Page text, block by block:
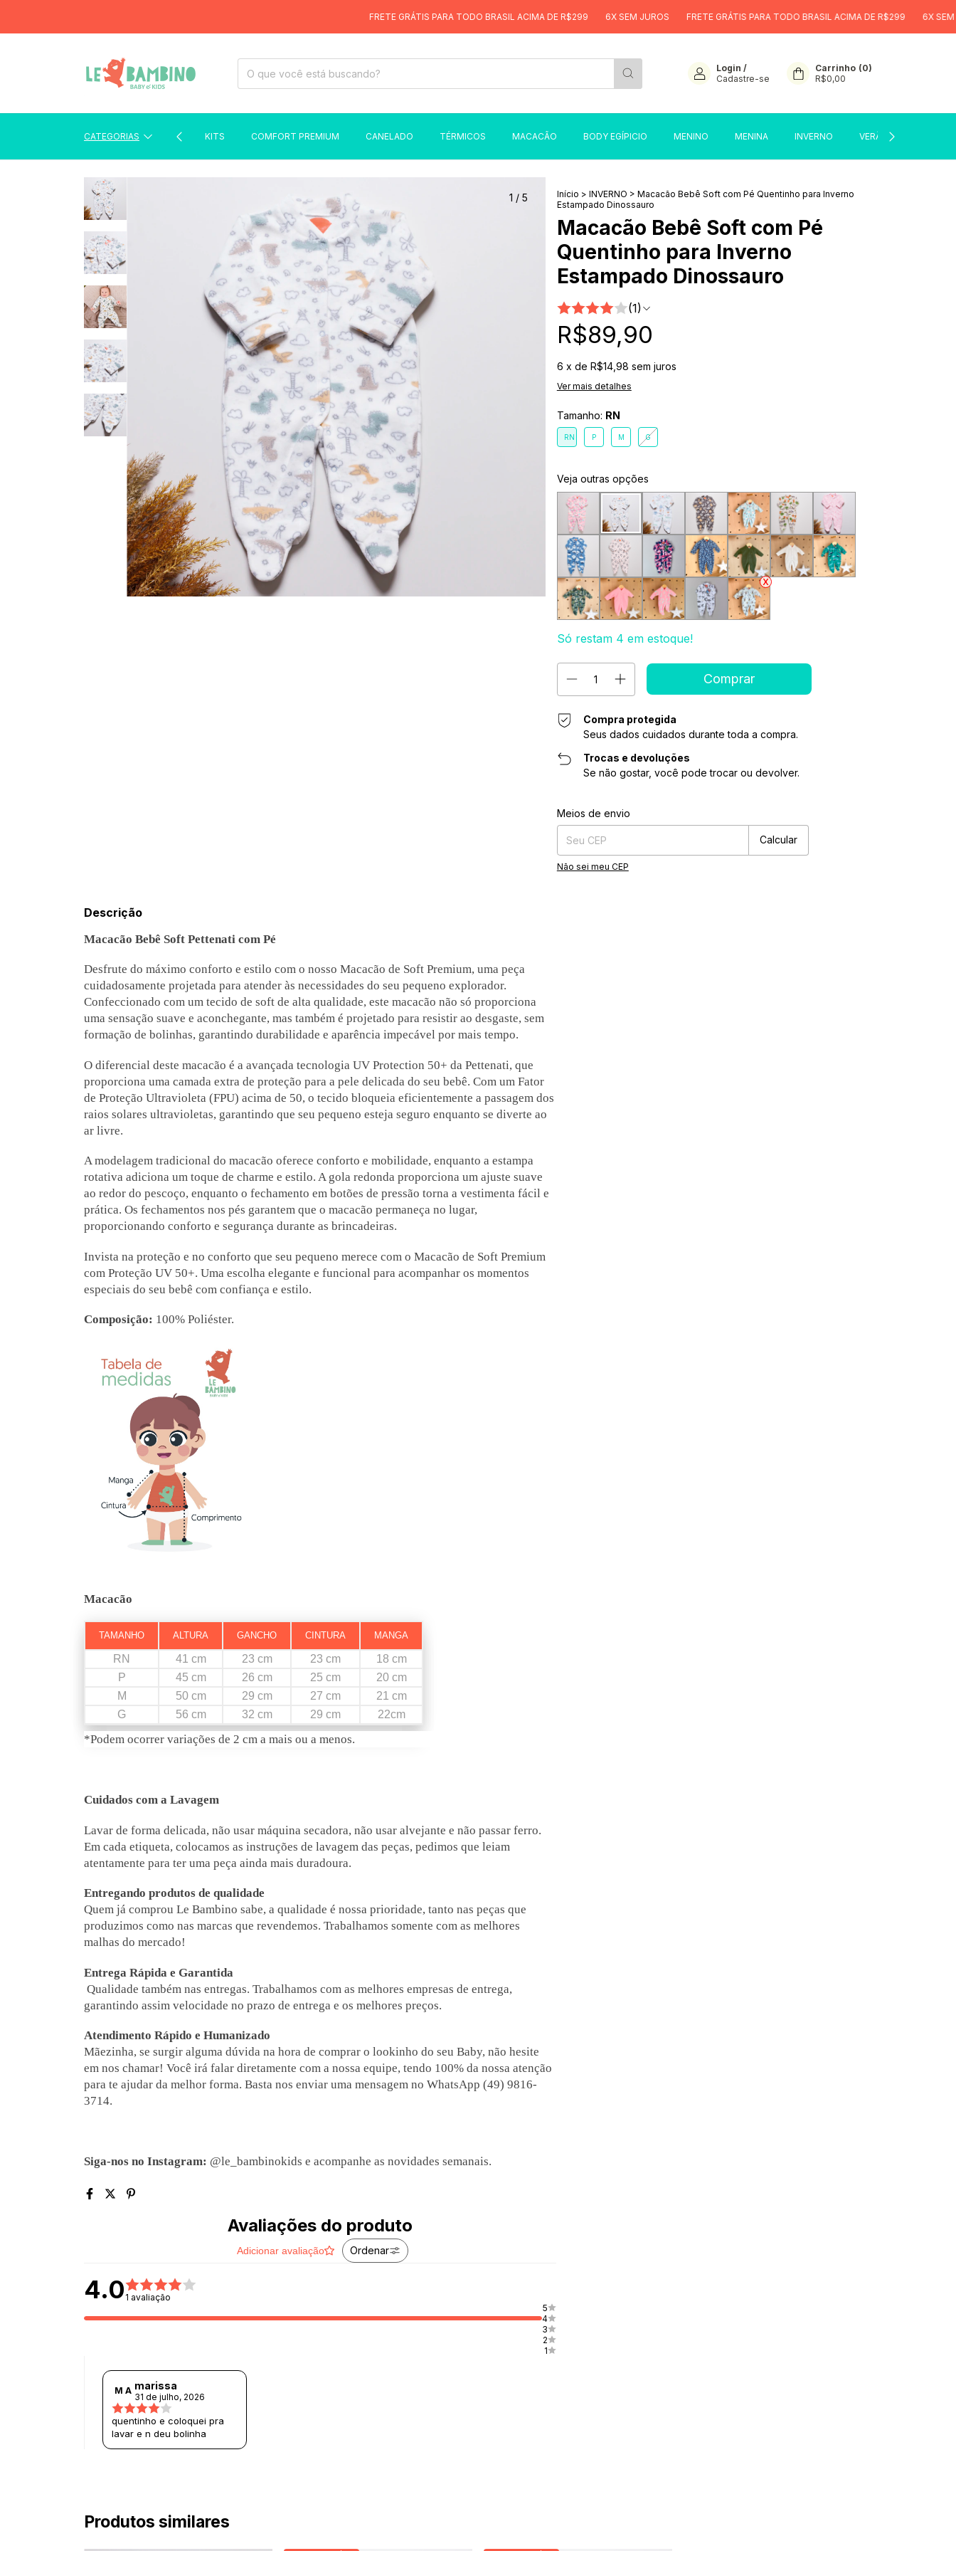
FRETE GRÁTIS PARA TODO BRASIL ACIMA DE R$299 6X SEM JUROS FRETE GRÁTIS PARA TODO BRASIL ACIMA DE R$299 6X SEM JUROS
Login /
Cadastre-se
Carrinho (0)
R$0,00
CATEGORIAS KITS COMFORT PREMIUM CANELADO TÉRMICOS MACACÃO BODY EGÍPICIO MENINO MENINA INVERNO VERÃO
1 / 5 Início > INVERNO > Macacão Bebê Soft com Pé Quentinho para Inverno
Estampado Dinossauro
Macacão Bebê Soft com Pé
Quentinho para Inverno
Estampado Dinossauro
(1)
R$89,90
6 x de R$14,98 sem juros
Ver mais detalhes
Tamanho: RN
RN P M G
Veja outras opções
Só restam 4 em estoque!
Compra protegida
Seus dados cuidados durante toda a compra.
Trocas e devoluções
Se não gostar, você pode trocar ou devolver.
Entregas para o CEP:
Meios de envio
Calcular
Não sei meu CEP
Descrição
Macacão Bebê Soft Pettenati com Pé
Desfrute do máximo conforto e estilo com o nosso Macacão de Soft Premium, uma peça
cuidadosamente projetada para atender às necessidades do seu pequeno explorador.
Confeccionado com um tecido de soft de alta qualidade, este macacão não só proporciona
uma sensação suave e aconchegante, mas também é projetado para resistir ao desgaste, sem
formação de bolinhas, garantindo durabilidade e aparência impecável por mais tempo.
O diferencial deste macacão é a avançada tecnologia UV Protection 50+ da Pettenati, que
proporciona uma camada extra de proteção para a pele delicada do seu bebê. Com um Fator
de Proteção Ultravioleta (FPU) acima de 50, o tecido bloqueia eficientemente a passagem dos
raios solares ultravioletas, garantindo que seu pequeno esteja seguro enquanto se diverte ao
ar livre.
A modelagem tradicional do macacão oferece conforto e mobilidade, enquanto a estampa
rotativa adiciona um toque de charme e estilo. A gola redonda proporciona um ajuste suave
ao redor do pescoço, enquanto o fechamento em botões de pressão torna a vestimenta fácil e
prática. Os fechamentos nos pés garantem que o macacão permaneça no lugar,
proporcionando conforto e segurança durante as brincadeiras.
Invista na proteção e no conforto que seu pequeno merece com o Macacão de Soft Premium
com Proteção UV 50+. Uma escolha elegante e funcional para acompanhar os momentos
especiais do seu bebê com confiança e estilo.
Composição: 100% Poliéster.
Macacão
TAMANHO ALTURA GANCHO CINTURA MANGA
RN 41 cm 23 cm 23 cm
18 cm
P
45 cm 26 cm 25 cm
20 cm
M
50 cm 29 cm 27 cm
21 cm
G
56 cm 32 cm 29 cm 22cm
*Podem ocorrer variações de 2 cm a mais ou a menos.
Cuidados com a Lavagem
Lavar de forma delicada, não usar máquina secadora, não usar alvejante e não passar ferro.
Em cada etiqueta, colocamos as instruções de lavagem das peças, pedimos que leiam
atentamente para ter uma peça ainda mais duradoura.
Entregando produtos de qualidade
Quem já comprou Le Bambino sabe, a qualidade é nossa prioridade, tanto nas peças que
produzimos como nas marcas que revendemos. Trabalhamos somente com as melhores
malhas do mercado!
Entrega Rápida e Garantida
Qualidade também nas entregas. Trabalhamos com as melhores empresas de entrega,
garantindo assim velocidade no prazo de entrega e os melhores preços.
Atendimento Rápido e Humanizado
Mãezinha, se surgir alguma dúvida na hora de comprar o lookinho do seu Baby, não hesite
em nos chamar! Você irá falar diretamente com a nossa equipe, tendo 100% da nossa atenção
para te ajudar da melhor forma. Basta nos enviar uma mensagem no WhatsApp (49) 9816-
3714.
Siga-nos no Instagram: @le_bambinokids e acompanhe as novidades semanais.
Avaliações do produto
Adicionar avaliação Ordenar
4.0 1 avaliação
5
4
3
2
1
M A marissa
31 de julho, 2026
quentinho e coloquei pra
lavar e n deu bolinha
Produtos similares